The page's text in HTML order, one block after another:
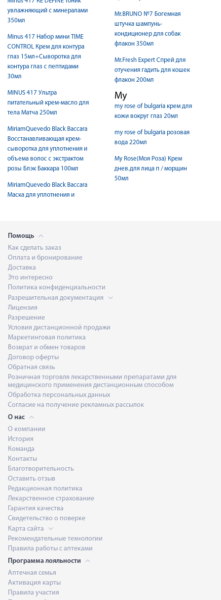
увлажняющий с минералами
350мл
Minus 417 Набор мини TIME
CONTROL Крем для контура
глаз 15мл+Сыворотка для
контура глаз с пептидами
30мл
MINUS 417 Ультра
питательный крем-масло для
тела Матча 250мл
MiriamQuevedo Black Baccara
Восстанавливающая крем-
сыворотка для уплотнения и
объема волос с экстрактом
розы Блэк Баккара 100мл
MiriamQuevedo Black Baccara
Маска для уплотнения и
Mr.BRUNO №7 Богемная
штучка шампунь-
кондиционер для собак
флакон 350мл
Mr.Fresh Expert Спрей для
отучения гадить для кошек
флакон 200мл
My
my rose of bulgaria крем для
кожи вокруг глаз 20мл
my rose of bulgaria розовая
вода 220мл
My Rose(Моя Роза) Крем
днев.для лица п / морщин
50мл
Помощь
Как сделать заказ
Оплата и бронирование
Доставка
Это интересно
Политика конфиденциальности
Разрешительная документация
Лицензия
Разрешение
Условия дистанционной продажи
Маркетинговая политика
Возврат и обмен товаров
Договор оферты
Обратная связь
Розничная торговля лекарственными препаратами для
медицинского применения дистанционным способом
Обработка персональных данных
Согласие на получение рекламных рассылок
О нас
О компании
История
Команда
Контакты
Благотворительность
Оставить отзыв
Редакционная политика
Лекарственное страхование
Гарантия качества
Свидетельство о поверке
Карта сайта
Рекомендательные технологии
Правила работы с аптеками
Программа лояльности
Аптечная семья
Активация карты
Правила участия